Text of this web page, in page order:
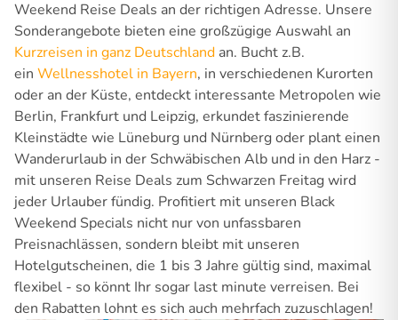
Weekend Reise Deals an der richtigen Adresse. Unsere
Sonderangebote bieten eine großzügige Auswahl an
Kurzreisen in ganz Deutschland an. Bucht z.B.
ein Wellnesshotel in Bayern, in verschiedenen Kurorten
oder an der Küste, entdeckt interessante Metropolen wie
Berlin, Frankfurt und Leipzig, erkundet faszinierende
Kleinstädte wie Lüneburg und Nürnberg oder plant einen
Wanderurlaub in der Schwäbischen Alb und in den Harz -
mit unseren Reise Deals zum Schwarzen Freitag wird
jeder Urlauber fündig. Profitiert mit unseren Black
Weekend Specials nicht nur von unfassbaren
Preisnachlässen, sondern bleibt mit unseren
Hotelgutscheinen, die 1 bis 3 Jahre gültig sind, maximal
flexibel - so könnt Ihr sogar last minute verreisen. Bei
den Rabatten lohnt es sich auch mehrfach zuzuschlagen!